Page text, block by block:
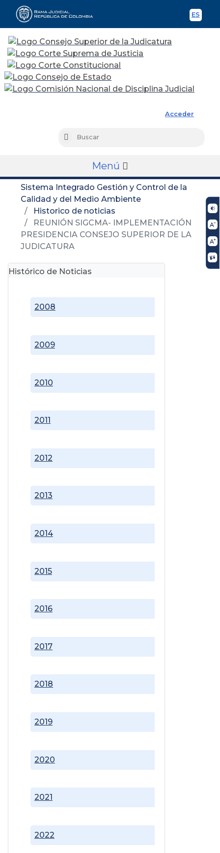
ES
Acceder
Buscar
Menú
Sistema Integrado Gestión y Control de la
Calidad y del Medio Ambiente
Historico de noticias
REUNIÓN SIGCMA- IMPLEMENTACIÓN
PRESIDENCIA CONSEJO SUPERIOR DE LA
JUDICATURA
Histórico de Noticias
2008
2009
2010
2011
2012
2013
2014
2015
2016
2017
2018
2019
2020
2021
2022